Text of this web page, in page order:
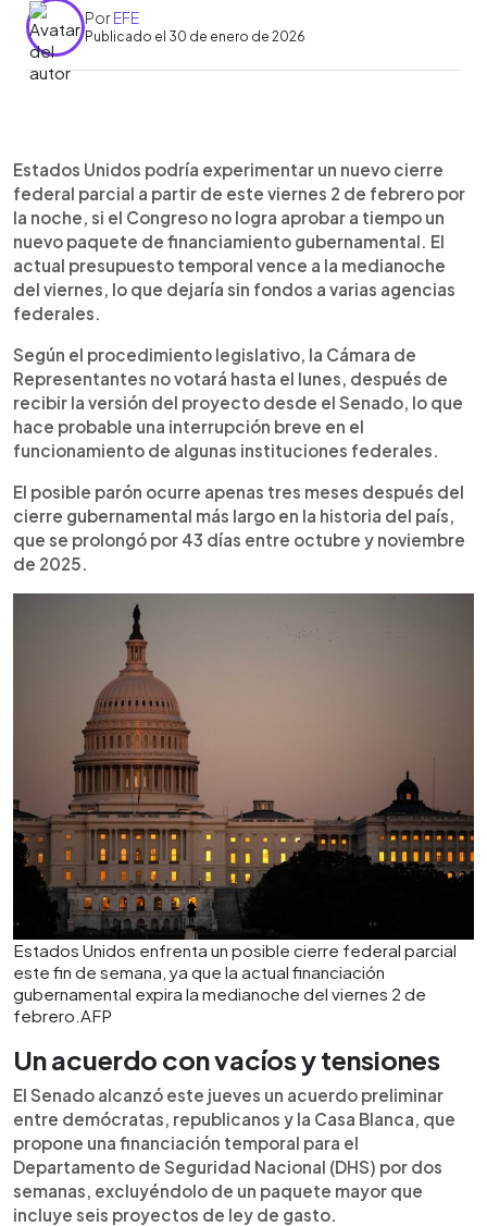
PorEFE
Publicado el 30 de enero de 2026
Escuchar artículo
Estados Unidos enfrenta un posible cierre federal
parcial este fin de semana, ya que la actual
financiación gubernamental expira la medianoche
del viernes 2 de febrero. Aunque el Senado y la
Casa Blanca alcanzaron un acuerdo preliminar
para extender por dos semanas el presupuesto
del Departamento de Seguridad Nacional, la
votación final en la Cámara de Representantes no
ocurrirá hasta el lunes, lo que haría inevitable una
breve interrupción. El senador Lindsey Graham
calificó el acuerdo como “malo”, lo que genera
dudas sobre su aprobación. Sería el segundo
cierre en menos de un año, tras el de octubre-
noviembre de 2025.
Estados Unidos podría experimentar un nuevo cierre
federal parcial a partir de este viernes 2 de febrero por
la noche, si el Congreso no logra aprobar a tiempo un
nuevo paquete de financiamiento gubernamental. El
actual presupuesto temporal vence a la medianoche
del viernes, lo que dejaría sin fondos a varias agencias
federales.
Según el procedimiento legislativo, la Cámara de
Representantes no votará hasta el lunes, después de
recibir la versión del proyecto desde el Senado, lo que
hace probable una interrupción breve en el
funcionamiento de algunas instituciones federales.
El posible parón ocurre apenas tres meses después del
cierre gubernamental más largo en la historia del país,
que se prolongó por 43 días entre octubre y noviembre
de 2025.
Estados Unidos enfrenta un posible cierre federal parcial
este fin de semana, ya que la actual financiación
gubernamental expira la medianoche del viernes 2 de
febrero.AFP
Un acuerdo con vacíos y tensiones
El Senado alcanzó este jueves un acuerdo preliminar
entre demócratas, republicanos y la Casa Blanca, que
propone una financiación temporal para el
Departamento de Seguridad Nacional (DHS) por dos
semanas, excluyéndolo de un paquete mayor que
incluye seis proyectos de ley de gasto.